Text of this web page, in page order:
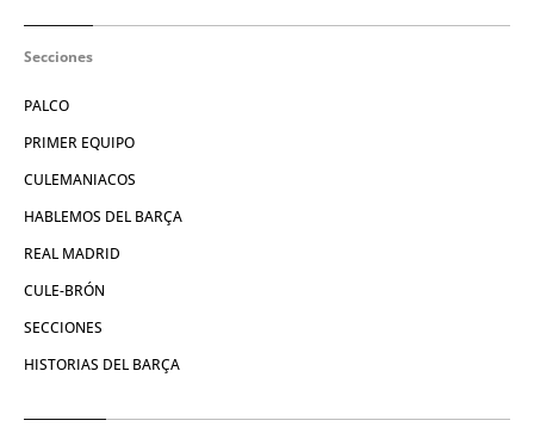
Secciones
PALCO
PRIMER EQUIPO
CULEMANIACOS
HABLEMOS DEL BARÇA
REAL MADRID
CULE-BRÓN
SECCIONES
HISTORIAS DEL BARÇA